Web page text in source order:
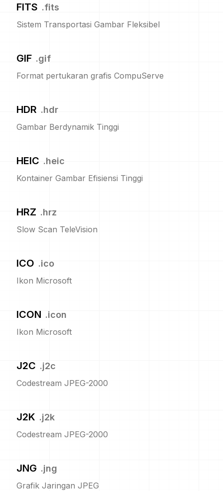
FITS .fits
Sistem Transportasi Gambar Fleksibel
GIF .gif
Format pertukaran grafis CompuServe
HDR .hdr
Gambar Berdynamik Tinggi
HEIC .heic
Kontainer Gambar Efisiensi Tinggi
HRZ .hrz
Slow Scan TeleVision
ICO .ico
Ikon Microsoft
ICON .icon
Ikon Microsoft
J2C .j2c
Codestream JPEG-2000
J2K .j2k
Codestream JPEG-2000
JNG .jng
Grafik Jaringan JPEG